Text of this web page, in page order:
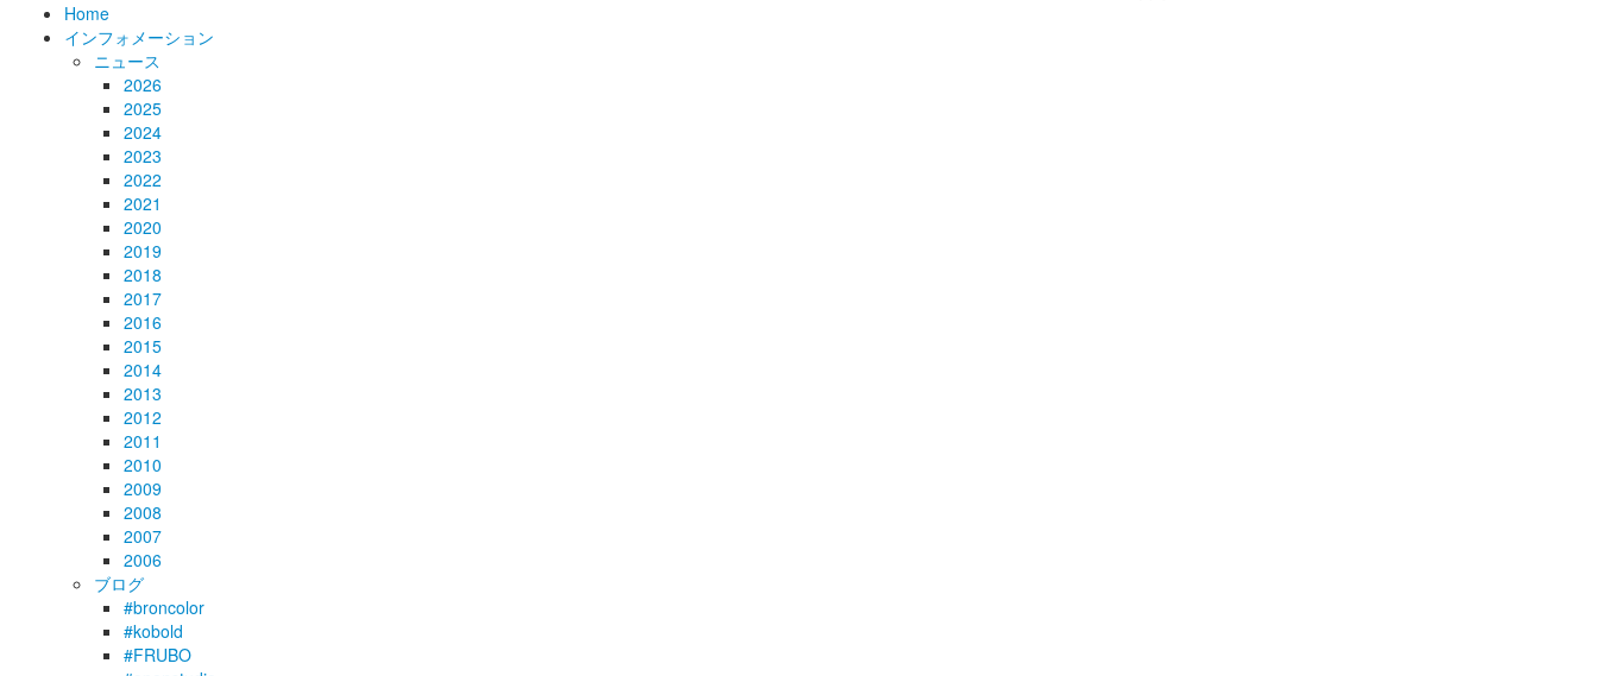
Home
インフォメーション
ニュース
2026
2025
2024
2023
2022
2021
2020
2019
2018
2017
2016
2015
2014
2013
2012
2011
2010
2009
2008
2007
2006
ブログ
#broncolor
#kobold
#FRUBO